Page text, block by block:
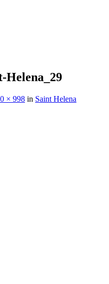
Helena_29
× 998 in Saint Helena